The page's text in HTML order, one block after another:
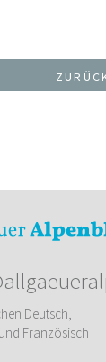
Deutsch,
Französisch